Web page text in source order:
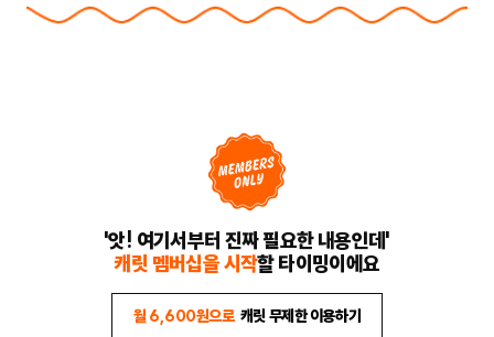
'앗! 여기서부터 진짜 필요한 내용인데'
캐릿 멤버십을 시작할 타이밍이에요
월 6,600원으로 캐릿 무제한 이용하기